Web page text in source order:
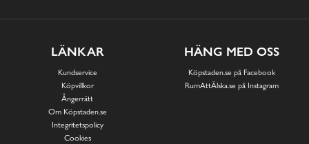
LÄNKAR
Kundservice
Köpvillkor
Ångerrätt
Om Köpstaden.se
Integritetspolicy
Cookies
HÄNG MED OSS
Köpstaden.se på Facebook
RumAttÄlska.se på Instagram